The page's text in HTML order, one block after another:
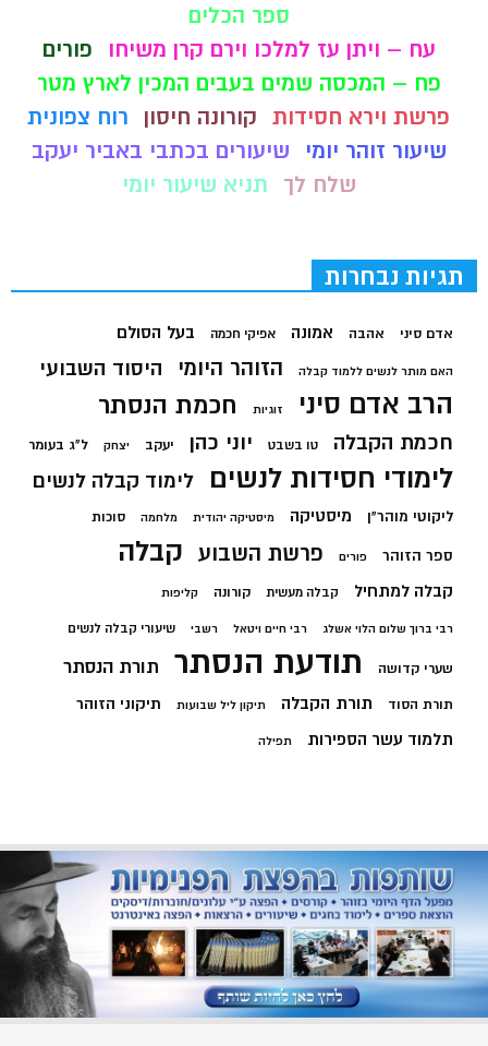
ספר הכלים
עח – ויתן עז למלכו וירם קרן משיחו
פורים
פח – המכסה שמים בעבים המכין לארץ מטר
פרשת וירא חסידות קורונה חיסון
רוח צפונית
שיעור זוהר יומי
שיעורים בכתבי באביר יעקב
שלח לך
תניא שיעור יומי
תגיות נבחרות
אדם סיני אהבה אמונה אפיקי חכמה בעל הסולם
האם מותר לנשים ללמוד קבלה הזוהר היומי היסוד השבועי
הרב אדם סיני זוגיות חכמת הנסתר
חכמת הקבלה טו בשבט יוני כהן יעקב יצחק ל"ג בעומר
לימודי חסידות לנשים לימוד קבלה לנשים
ליקוטי מוהר"ן מיסטיקה מיסטיקה יהודית מלחמה סוכות
ספר הזוהר פורים פרשת השבוע קבלה
קבלה למתחיל קבלה מעשית קורונה קליפות
רבי ברוך שלום הלוי אשלג רבי חיים ויטאל רשבי שיעורי קבלה לנשים
שערי קדושה תודעת הנסתר תורת הנסתר
תורת הסוד תורת הקבלה תיקון ליל שבועות תיקוני הזוהר
תלמוד עשר הספירות תפילה